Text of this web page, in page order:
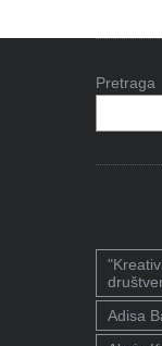
Pretraga
Adisa